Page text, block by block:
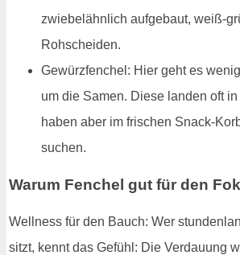
zwiebelähnlich aufgebaut, weiß-
Rohscheiden.
Gewürzfenchel: Hier geht es
um die Samen. Diese landen oft in
haben aber im frischen Snack-
suchen.
Warum Fenchel gut für den
Wellness für den Bauch: Wer
sitzt, kennt das Gefühl: Die Verdauung